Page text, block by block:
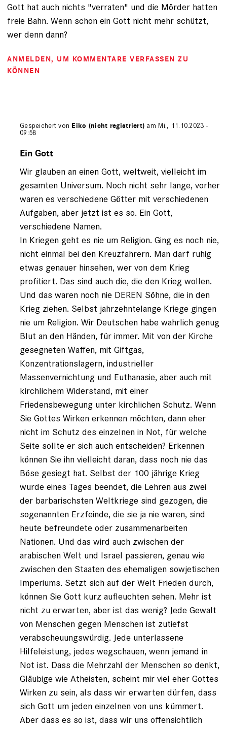
Gott hat auch nichts "verraten" und die Mörder hatten
freie Bahn. Wenn schon ein Gott nicht mehr schützt,
wer denn dann?
ANMELDEN, UM KOMMENTARE VERFASSEN ZU
KÖNNEN
Gespeichert von Eiko (nicht registriert) am Mi., 11.10.2023 -
09:58
auf
Wolfgang
(nicht
registriert)
Ein Gott
Wir glauben an einen Gott, weltweit, vielleicht im
gesamten Universum. Noch nicht sehr lange, vorher
waren es verschiedene Götter mit verschiedenen
Aufgaben, aber jetzt ist es so. Ein Gott,
verschiedene Namen.
In Kriegen geht es nie um Religion. Ging es noch nie,
nicht einmal bei den Kreuzfahrern. Man darf ruhig
etwas genauer hinsehen, wer von dem Krieg
profitiert. Das sind auch die, die den Krieg wollen.
Und das waren noch nie DEREN Söhne, die in den
Krieg ziehen. Selbst jahrzehntelange Kriege gingen
nie um Religion. Wir Deutschen habe wahrlich genug
Blut an den Händen, für immer. Mit von der Kirche
gesegneten Waffen, mit Giftgas,
Konzentrationslagern, industrieller
Massenvernichtung und Euthanasie, aber auch mit
kirchlichem Widerstand, mit einer
Friedensbewegung unter kirchlichen Schutz. Wenn
Sie Gottes Wirken erkennen möchten, dann eher
nicht im Schutz des einzelnen in Not, für welche
Seite sollte er sich auch entscheiden? Erkennen
können Sie ihn vielleicht daran, dass noch nie das
Böse gesiegt hat. Selbst der 100 jährige Krieg
wurde eines Tages beendet, die Lehren aus zwei
der barbarischsten Weltkriege sind gezogen, die
sogenannten Erzfeinde, die sie ja nie waren, sind
heute befreundete oder zusammenarbeiten
Nationen. Und das wird auch zwischen der
arabischen Welt und Israel passieren, genau wie
zwischen den Staaten des ehemaligen sowjetischen
Imperiums. Setzt sich auf der Welt Frieden durch,
können Sie Gott kurz aufleuchten sehen. Mehr ist
nicht zu erwarten, aber ist das wenig? Jede Gewalt
von Menschen gegen Menschen ist zutiefst
verabscheuungswürdig. Jede unterlassene
Hilfeleistung, jedes wegschauen, wenn jemand in
Not ist. Dass die Mehrzahl der Menschen so denkt,
Gläubige wie Atheisten, scheint mir viel eher Gottes
Wirken zu sein, als dass wir erwarten dürfen, dass
sich Gott um jeden einzelnen von uns kümmert.
Aber dass es so ist, dass wir uns offensichtlich